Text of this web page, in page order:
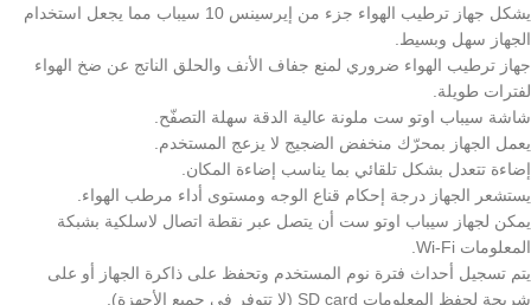
يشكل جهاز ترطيب الهواء جزء من إيرسينس 10 سيباب مما يجعل استخدام
الجهاز سهل وبسيط.
جهاز ترطيب الهواء ضروري لمنع جفاف الأنف والحلق الناتج عن ضخ الهواء
لفترات طويلة.
شاشة سيباب اوتو ست ملونة عالية الدقة سهلة التصفّح.
يعمل الجهاز بمحرّك منخفض الضجيج لا يزعج المستخدم.
إضاءة تتعدل بشكل تلقائي بما يناسب إضاءة المكان.
يستشعر الجهاز درجة إحكام قناع الوجه ومستوى أداء مرطب الهواء.
يمكن لجهاز سيباب اوتو ست أن يتصل عبر نقطة اتصال لاسلكية بشبكة
المعلومات Wi-Fi.
يتم تسجيل أحداث فترة نوم المستخدم وتحفظ على ذاكرة الجهاز أو على
شريحة لحفظ المعلومات SD card (لا تتوفر في جميع الأجهزة).